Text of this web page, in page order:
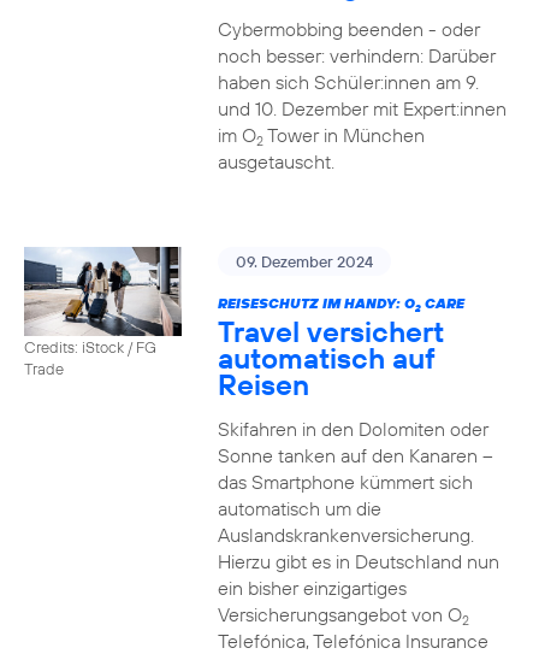
Cybermobbing beenden - oder
noch besser: verhindern: Darüber
haben sich Schüler:innen am 9.
und 10. Dezember mit Expert:innen
im O2Tower in München
ausgetauscht.
Credits: iStock / FG
Trade
09. Dezember 2024
REISESCHUTZ IM HANDY: O2CARE
Travel versichert
automatisch auf
Reisen
Skifahren in den Dolomiten oder
Sonne tanken auf den Kanaren –
das Smartphone kümmert sich
automatisch um die
Auslandskrankenversicherung.
Hierzu gibt es in Deutschland nun
ein bisher einzigartiges
Versicherungsangebot von O2
Telefónica, Telefónica Insurance